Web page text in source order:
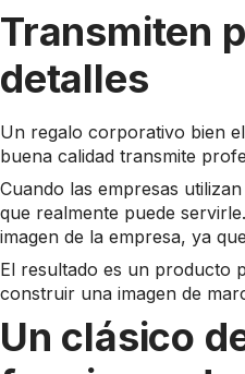
Transmiten
detalles
Un regalo corporativo bien
buena calidad transmite
Cuando las empresas
que realmente puede
imagen de la empresa, ya
El resultado es un producto
construir una imagen de
Un clásico